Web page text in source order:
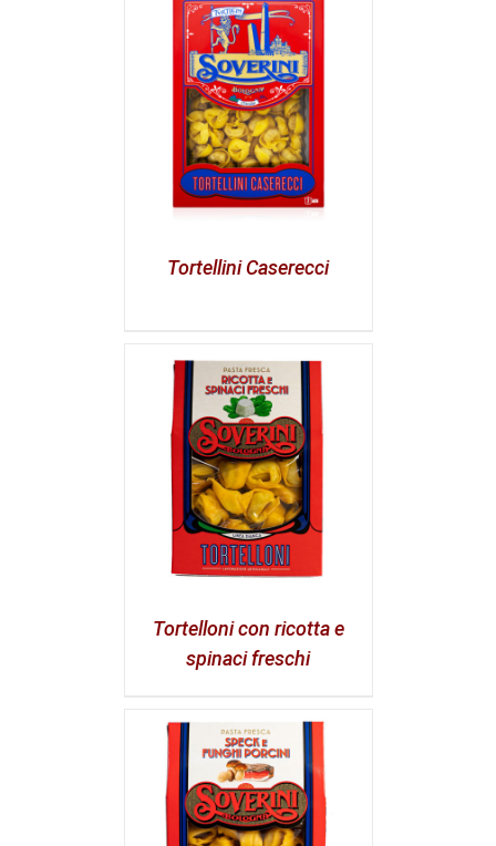
Tortellini Caserecci
Tortelloni con ricotta e
spinaci freschi